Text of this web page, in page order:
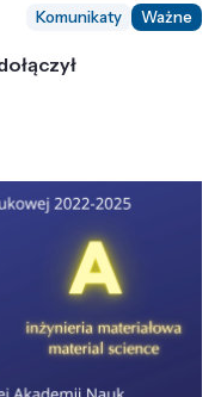
Komunikaty Ważne